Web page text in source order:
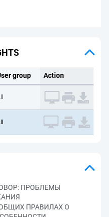
group Action
ПРОБЛЕМЫ
ПРАВИЛАХ О